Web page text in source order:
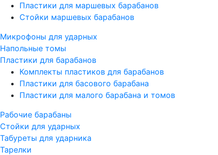
Пластики для маршевых барабанов
Стойки маршевых барабанов
Микрофоны для ударных
Напольные томы
Пластики для барабанов
Комплекты пластиков для барабанов
Пластики для басового барабана
Пластики для малого барабана и томов
Рабочие барабаны
Стойки для ударных
Табуреты для ударника
Тарелки